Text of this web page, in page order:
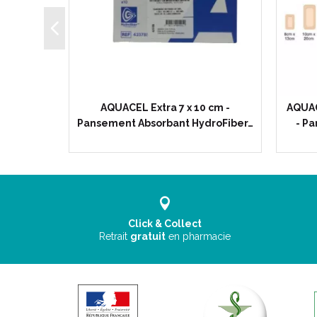
AQUACEL Extra 7 x 10 cm -
Pansement Absorbant HydroFiber…
-
Click & Collect
Retrait gratuit en pharmacie